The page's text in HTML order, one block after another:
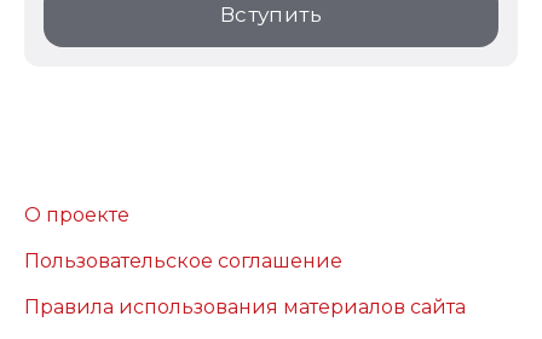
Вступить
О проекте
Пользовательское соглашение
Правила использования материалов сайта